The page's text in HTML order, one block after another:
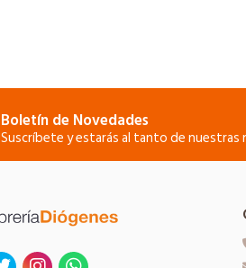
Boletín de Novedades
Suscríbete y estarás al tanto de nuestras